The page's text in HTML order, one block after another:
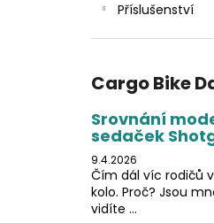
Příslušenství
Cargo Bike
Srovnání
sedaček
9.4.2026
Čím dál víc rodičů
kolo. Proč? Jsou
vidíte ...